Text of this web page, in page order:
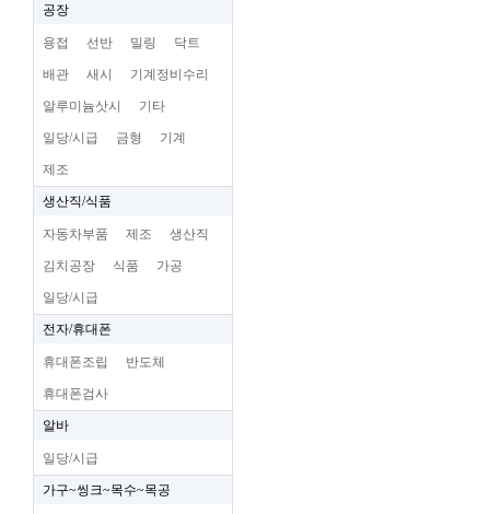
공장
용접 선반 밀링 닥트
배관 새시 기계정비수리
알루미늄삿시 기타
일당/시급 금형 기계
제조
생산직/식품
자동차부품 제조 생산직
김치공장 식품 가공
일당/시급
전자/휴대폰
휴대폰조립 반도체
휴대폰검사
알바
일당/시급
가구~씽크~목수~목공